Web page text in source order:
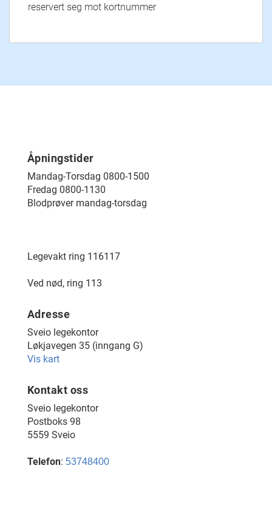
reservert seg mot kortnummer
Åpningstider
Mandag-Torsdag 0800-1500
Fredag 0800-1130
Blodprøver mandag-torsdag
Legevakt ring 116117
Ved nød, ring 113
Adresse
Sveio legekontor
Løkjavegen 35 (inngang G)
Vis kart
Kontakt oss
Sveio legekontor
Postboks 98
5559 Sveio
Telefon: 53748400